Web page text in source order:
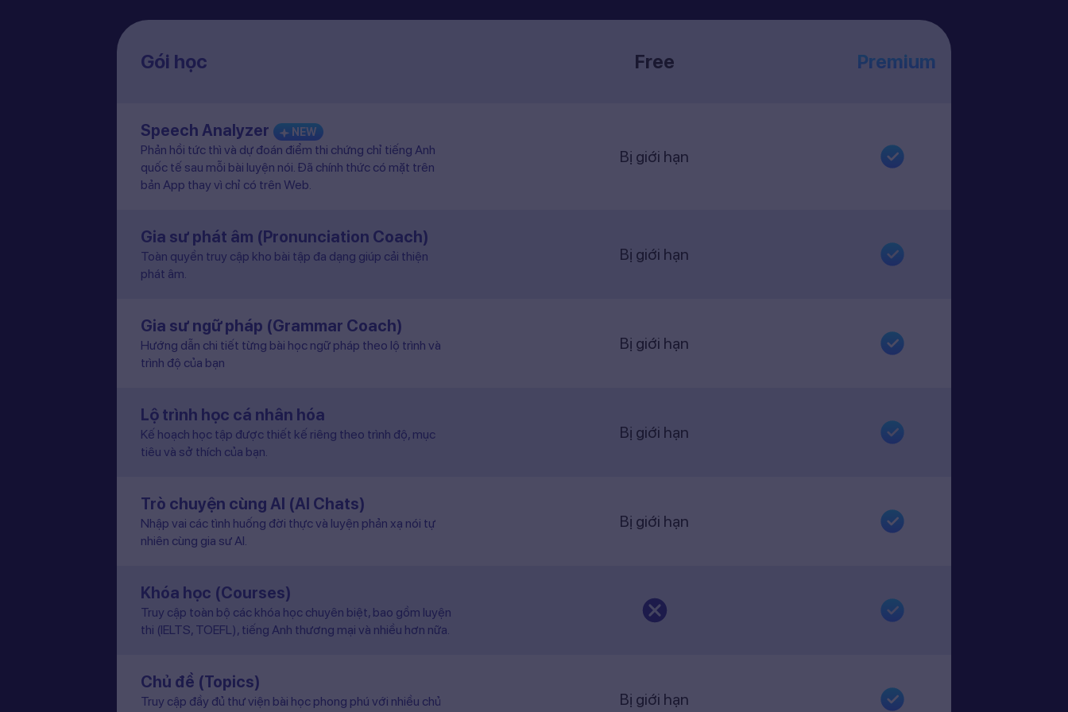
Gói học Free Premium
Speech Analyzer NEW
Phản hồi tức thì và dự đoán điểm thi chứng chỉ tiếng Anh
quốc tế sau mỗi bài luyện nói. Đã chính thức có mặt trên
bản App thay vì chỉ có trên Web.
Bị giới hạn
Gia sư phát âm (Pronunciation Coach)
Toàn quyền truy cập kho bài tập đa dạng giúp cải thiện
phát âm.
Bị giới hạn
Gia sư ngữ pháp (Grammar Coach)
Hướng dẫn chi tiết từng bài học ngữ pháp theo lộ trình và
trình độ của bạn
Bị giới hạn
Lộ trình học cá nhân hóa
Kế hoạch học tập được thiết kế riêng theo trình độ, mục
tiêu và sở thích của bạn.
Bị giới hạn
Trò chuyện cùng AI (AI Chats)
Nhập vai các tình huống đời thực và luyện phản xạ nói tự
nhiên cùng gia sư AI.
Bị giới hạn
Khóa học (Courses)
Truy cập toàn bộ các khóa học chuyên biệt, bao gồm luyện
thi (IELTS, TOEFL), tiếng Anh thương mại và nhiều hơn nữa.
Chủ đề (Topics)
Truy cập đầy đủ thư viện bài học phong phú với nhiều chủ
Bị giới hạn